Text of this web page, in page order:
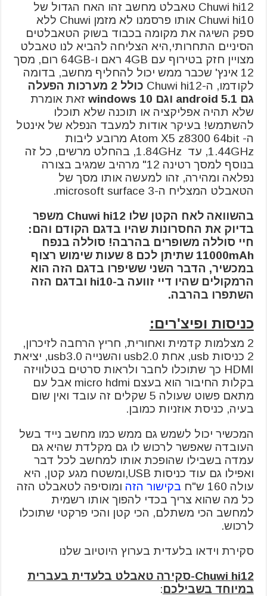
Chuwi hi12 טאבלט מחשב זהו האח הגדול של
Chuwi hi10 אותו פרסמנו לא מזמן Chuwi ללא
ספק השיגה את מקומה בכבוד בשוק הטאבלטים
הסיניים התחרותי,היא הצליחה להביא לנו טאבלט
מצויין חזק בטירוף עם 4GB ראם ו-64GB רום, מסך
12 אינץ' שכבר ממש יכול להחליף מחשב, בדומה
לקודמו, ה-Chuwi hi12
כולל 2 מערכות הפעלה
גם android 5.1 וגם windows 10
זאת אומרת
שלא תהיה אפליקציה או תוכנה שלא תוכלו
להשתמש! בעיקר אודות למעבד הנפלא של אינטל
ה- Atom X5 z8300 64bit
מרובע ליבות
1.44GHz, עד 1.84GHz, בהחלט מרשים, כל זה
בנוסף למסך רטינה 12" מרהיב שמגיב בצורה
נפלאה ומהירה, זהו למעשה אותו מסך של
הטאבלט המצליח ה-microsoft surface 3.
בהשוואה לאח הקטן שלו Chuwi hi12 משפר
בדיוק את החסרונות שהיו בדגם הקודם והם:
חיי סוללה משופרים בהרבה! סוללה בנפח
11000mAh שתיתן לכם 8 שעות שימוש רצוף
במכשיר, הדבר השני ששיפרו בדגם הזה הוא
הרמקולים שהיו דיי זוועה ב-hi10 ובדגם הזה
השתפרו בהרבה.
כניסות ופיצ'רים:
2 מצלמות קדמית ואחורית, חריץ הרחבה לזיכרון,
2 כניסות usb, אחת usb2.0 והשנייה usb3.0, יציאת
HDMI כך שתוכלו לחבר ולראות סרטים בטלוויזה
בקלות החיבור הוא בעצם micro hdmi אבל עם
מתאם פשוט שעולה 5 שקלים זה עובד ואין שום
בעיה, כניסת אוזניות כמובן.
המכשיר יכול לשמש גם ממש כמו מחשב נייד בשל
העובדה שאפשר לרכוש לו גם מקלדת שהיא גם
עמדה בשבילו שהופכת אותו למחשב לכל דבר
ואפילו גם עוד כניסות USB,ומשטח מגע קטן, היא
עולה 160 ש"ח
בקישור הזה ומוסיפה לטאבלט הזה
כל מה שהוא צריך בכדי להפוך אותו רשמית
למחשב הכי משתלם, הכי קטן והכי פרקטי שתוכלו
לרכוש.
סקירת וידאו בלעדית בערוץ היוטיוב שלנו
Chuwi hi12-סקירה טאבלט בלעדית בעברית
במיוחד בשבילכם: